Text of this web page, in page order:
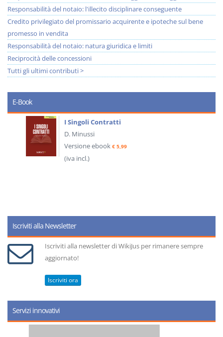
Responsabilità del notaio: l'illecito disciplinare conseguente
Credito privilegiato del promissario acquirente e ipoteche sul bene
promesso in vendita
Responsabilità del notaio: natura giuridica e limiti
Reciprocità delle concessioni
Tutti gli ultimi contributi >
E-Book
I Singoli Contratti
D. Minussi
Versione ebook€ 5,99
(iva incl.)
Iscriviti alla Newsletter
Iscriviti alla newsletter di WikiJus per rimanere sempre
aggiornato!
Iscriviti ora
Servizi innovativi